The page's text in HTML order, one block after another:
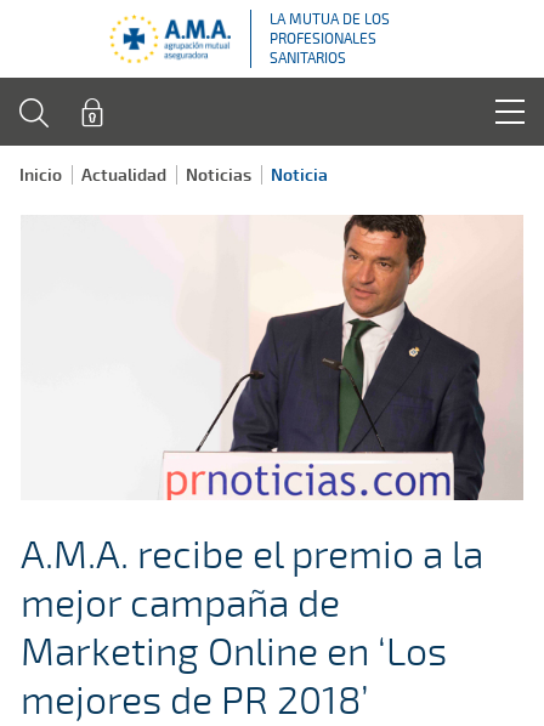
LA MUTUA DE LOS
PROFESIONALES
SANITARIOS
Inicio Actualidad Noticias Noticia
A.M.A. recibe el premio a la
mejor campaña de
Marketing Online en ‘Los
mejores de PR 2018’